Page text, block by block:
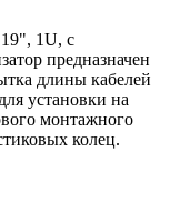
1U, с
предназначен
длины кабелей
установки на
монтажного
колец.